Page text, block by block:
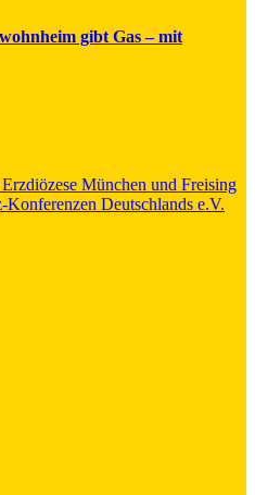
gibt Gas – mit
München und Freising
Deutschlands e.V.